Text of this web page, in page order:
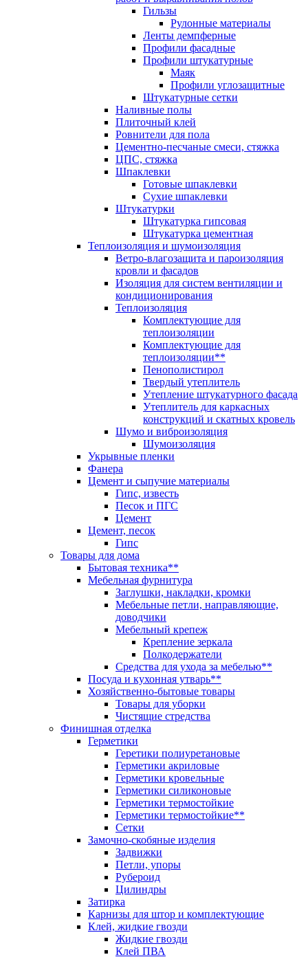
Гильзы
Рулонные материалы
Ленты демпферные
Профили фасадные
Профили штукатурные
Маяк
Профили углозащитные
Штукатурные сетки
Наливные полы
Плиточный клей
Ровнители для пола
Цементно-песчаные смеси, стяжка
ЦПС, стяжка
Шпаклевки
Готовые шпаклевки
Сухие шпаклевки
Штукатурки
Штукатурка гипсовая
Штукатурка цементная
Теплоизоляция и шумоизоляция
Ветро-влагозащита и пароизоляция
кровли и фасадов
Изоляция для систем вентиляции и
кондиционирования
Теплоизоляция
Комплектующие для
теплоизоляции
Комплектующие для
теплоизоляции**
Пенополистирол
Твердый утеплитель
Утепление штукатурного фасада
Утеплитель для каркасных
конструкций и скатных кровель
Шумо и виброизоляция
Шумоизоляция
Укрывные пленки
Фанера
Цемент и сыпучие материалы
Гипс, известь
Песок и ПГС
Цемент
Цемент, песок
Гипс
Товары для дома
Бытовая техника**
Мебельная фурнитура
Заглушки, накладки, кромки
Мебельные петли, направляющие,
доводчики
Мебельный крепеж
Крепление зеркала
Полкодержатели
Средства для ухода за мебелью**
Посуда и кухонная утварь**
Хозяйственно-бытовые товары
Товары для уборки
Чистящие стредства
Финишная отделка
Герметики
Геретики полиуретановые
Герметики акриловые
Герметики кровельные
Герметики силиконовые
Герметики термостойкие
Герметики термостойкие**
Сетки
Замочно-скобяные изделия
Задвижки
Петли, упоры
Рубероид
Цилиндры
Затирка
Карнизы для штор и комплектующие
Клей, жидкие гвозди
Жидкие гвозди
Клей ПВА